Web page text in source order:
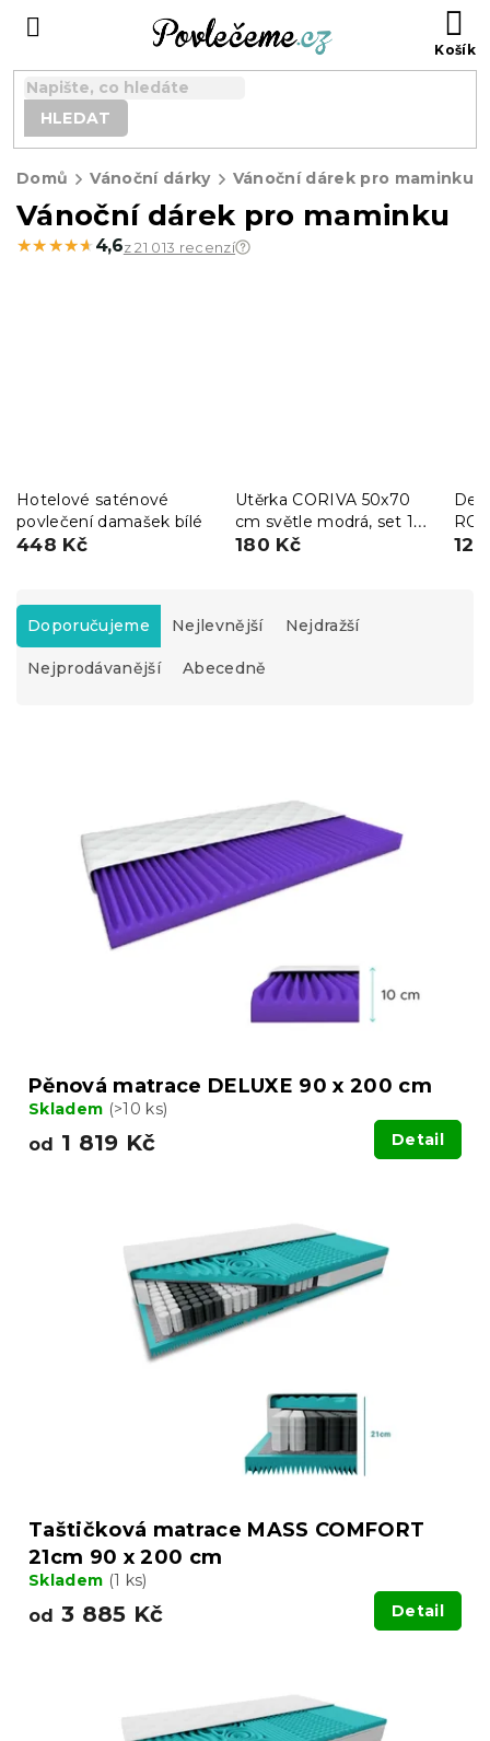
HLEDAT
Domů Vánoční dárky Vánoční dárek pro maminku
Vánoční dárek pro maminku
★★★★★
★★★★★ 4,6z 21 013 recenzí
Hotelové saténové
povlečení damašek bílé
448 Kč
Utěrka CORIVA 50x70
cm světle modrá, set 10
ks
180 Kč
Ř
z
e
Doporučujeme Nejlevnější Nejdražší
Nejprodávanější Abecedně
Pěnová matrace DELUXE 90 x 200 cm
Skladem (>10 ks)
od 1 819 Kč Detail
Taštičková matrace MASS COMFORT
21cm 90 x 200 cm
Skladem (1 ks)
od 3 885 Kč Detail